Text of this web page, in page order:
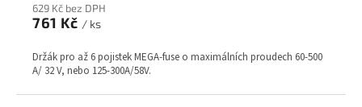
629 Kč bez DPH
761 Kč / ks
Držák pro až 6 pojistek MEGA-fuse o maximálních proudech 60-500
A/ 32 V, nebo 125-300A/58V.